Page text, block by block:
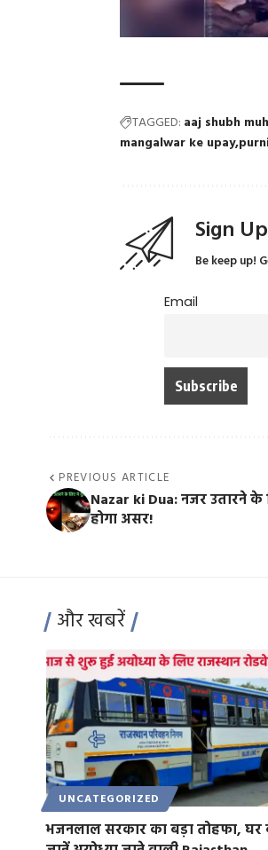
TAGGED: aaj shubh
mangalwar ke upay
Sign
Be keep up!
Email
PREVIOUS ARTICLE
Nazar ki Dua: नजर उतारने
होगा असर!
और खबरें
UNCATEGORIZED
भजनलाल सरकार का बड़ा तोहफा, घर